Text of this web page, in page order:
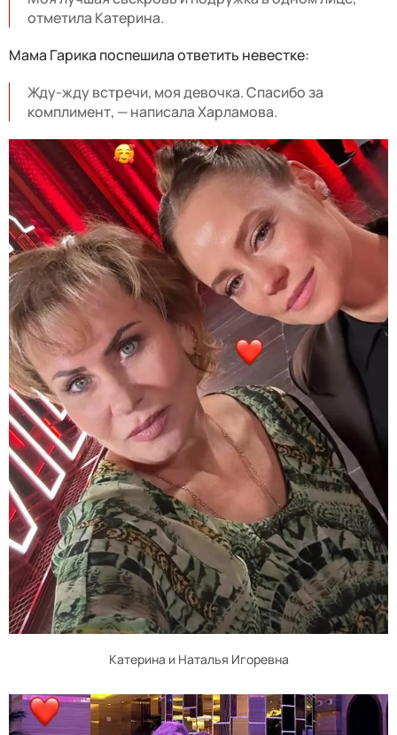
отметила Катерина.
Мама Гарика поспешила ответить невестке:
Жду-жду встречи, моя девочка. Спасибо за
комплимент, — написала Харламова.
Катерина и Наталья Игоревна